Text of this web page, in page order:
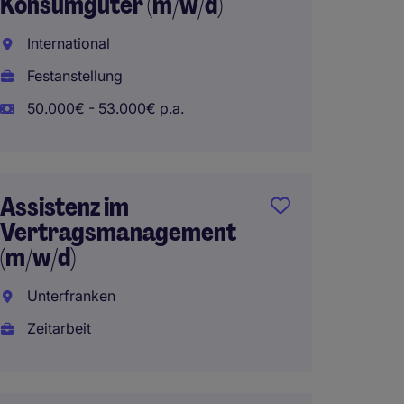
International
Festanstellung
50.000€ - 53.000€ p.a.
Assistenz im
Vertragsmanagement
(m/w/d)
Unterfranken
Zeitarbeit